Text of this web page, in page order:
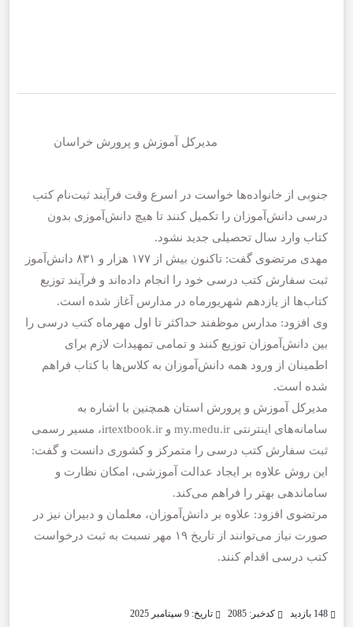
مدیرکل آموزش و پرورش خراسان
جنوبی از خانواده‌ها خواست در اسرع وقت فرآیند ثبت‌نام کتب
درسی دانش‌آموزان را تکمیل کنند تا هیچ دانش‌آموزی بدون
کتاب وارد سال تحصیلی جدید نشود.
مهدی مرتضوی گفت: تاکنون بیش از ۱۷۷ هزار و ۸۳۱ دانش‌آموز
ثبت سفارش کتب درسی خود را انجام داده‌اند و فرآیند توزیع
کتاب‌ها از یازدهم شهریورماه در مدارس آغاز شده است.
وی افزود: مدارس موظفند حداکثر تا اول مهرماه کتب درسی را
بین دانش‌آموزان توزیع کنند و تمامی تمهیدات لازم برای
اطمینان از ورود همه دانش‌آموزان به کلاس‌ها با کتاب فراهم
شده است.
مدیرکل آموزش و پرورش استان همچنین با اشاره به
سامانه‌های اینترنتی my.medu.ir و irtextbook.ir، مسیر رسمی
ثبت سفارش کتب درسی را متمرکز و کشوری دانست و گفت:
این روش علاوه بر ایجاد عدالت آموزشی، امکان نظارت و
ساماندهی بهتر را فراهم می‌کند.
مرتضوی افزود: علاوه بر دانش‌آموزان، معلمان و دبیران نیز در
صورت نیاز می‌توانند از تاریخ ۱۹ مهر نسبت به ثبت درخواست
کتب درسی اقدام کنند.
کدخبر: 2085 تاریخ: 9 سپتامبر 2025